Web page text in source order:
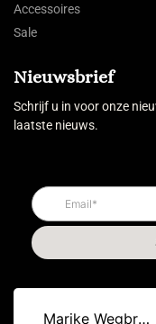
Accessoires
Sale
Nieuwsbrief
Schrijf u in voor onze
laatste nieuws.